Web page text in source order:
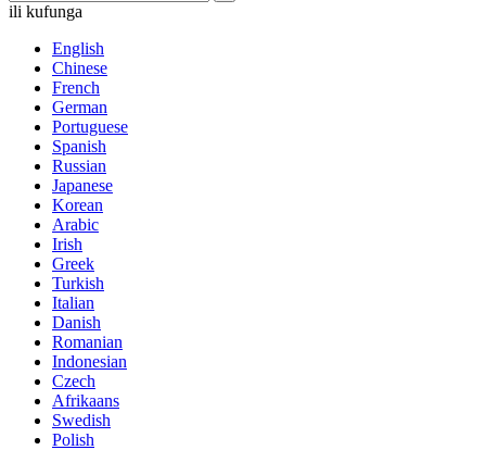
ili kufunga
English
Chinese
French
German
Portuguese
Spanish
Russian
Japanese
Korean
Arabic
Irish
Greek
Turkish
Italian
Danish
Romanian
Indonesian
Czech
Afrikaans
Swedish
Polish